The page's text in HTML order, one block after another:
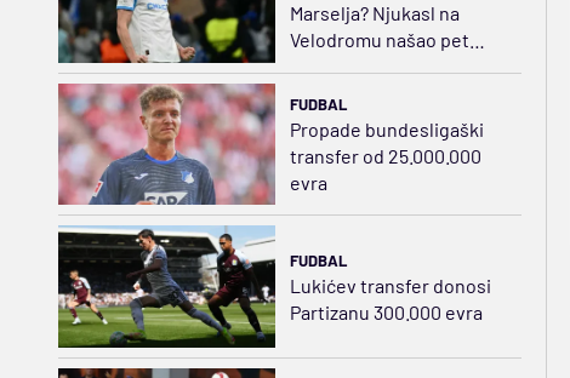
Marselja? Njukasl na
Velodromu našao pet
FUDBAL
Propade bundesligaški
transfer od 25.000.000
evra
FUDBAL
Lukićev transfer donosi
Partizanu 300.000 evra